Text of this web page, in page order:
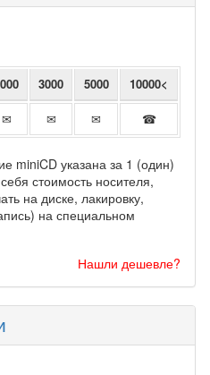
3000 5000 10000<
✉ ✉ ✉ ☎
miniCD указана за 1 (один)
стоимость носителя,
на диске, лакировку,
на специальном
Нашли дешевле?